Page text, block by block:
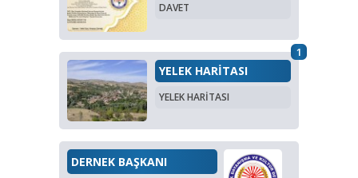
DAVET
1
YELEK HARİTASI
YELEK HARİTASI
DERNEK BAŞKANI